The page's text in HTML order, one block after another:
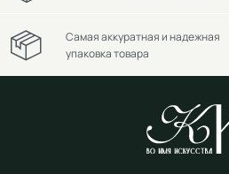
Самая аккуратная и надежная
упаковка товара